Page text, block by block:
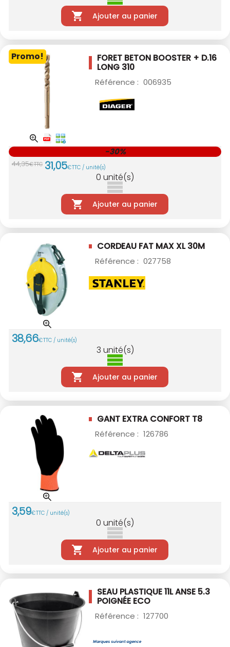
Ajouter au panier
Promo! FORET BETON BOOSTER + D.16
LONG 310
Référence : 006935
44,35€TTC 31,05€TTC / unité(s)
-30%
0 unité(s)
Ajouter au panier
CORDEAU FAT MAX XL 30M
Référence : 027758
38,66€TTC / unité(s)
3 unité(s)
Ajouter au panier
GANT EXTRA CONFORT T8
Référence : 126786
3,59€TTC / unité(s)
0 unité(s)
Ajouter au panier
SEAU PLASTIQUE 11L ANSE 5.3
POIGNÉE ECO
Référence : 127700